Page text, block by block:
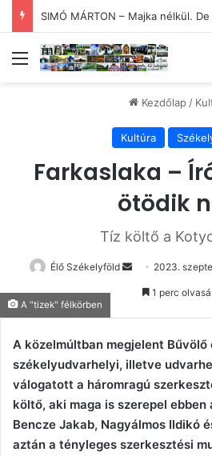
SIMÓ MÁRTON – Majka nélkül.
Menü
Kezdőlap /
Kultúra
Farkaslaka –
ötödik
Tíz költő a
Élő Székelyföld
Send 2023.
1 perc
A "tizek" félkörben
A közelmúltban megjelent
székelyudvarhelyi, illetve
válogatott a háromragú
költő, aki maga is szerepel ebben
Bencze Jakab, Nagyálmos Ildikó
aztán a tényleges szerkesztési